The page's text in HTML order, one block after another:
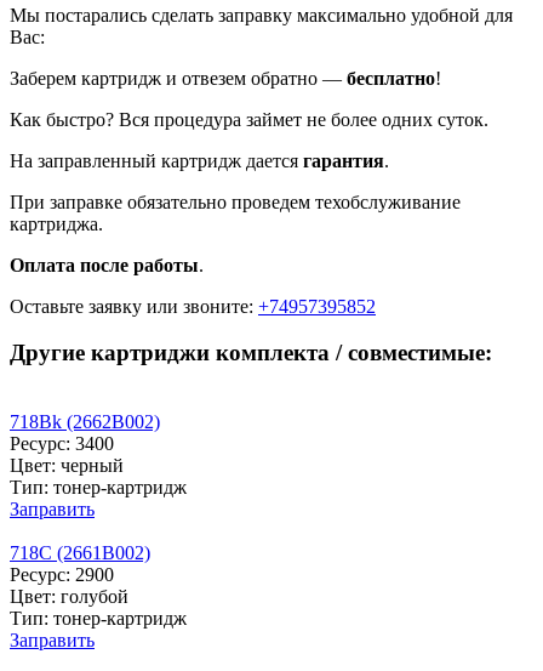
Мы постарались сделать заправку максимально удобной для
Вас:
Заберем картридж и отвезем обратно — бесплатно!
Как быстро? Вся процедура займет не более одних суток.
На заправленный картридж дается гарантия.
При заправке обязательно проведем техобслуживание
картриджа.
Оплата после работы.
Оставьте заявку или звоните: +74957395852
Другие картриджи комплекта / совместимые:
718Bk (2662B002)
Ресурс: 3400
Цвет: черный
Тип: тонер-картридж
Заправить
718C (2661B002)
Ресурс: 2900
Цвет: голубой
Тип: тонер-картридж
Заправить